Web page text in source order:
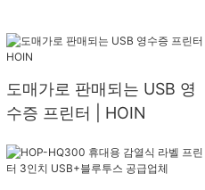
스크 바코드 프린터
도매가로 판매되는 USB 영
수증 프린터 | HOIN